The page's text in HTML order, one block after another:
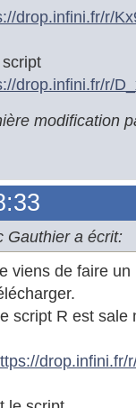
drop.infini.fr/r/
drop.infini.fr/r/
modification
Gauthier a écrit:
viens de faire
script R est sale